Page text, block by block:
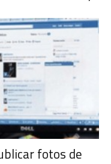
fotos de